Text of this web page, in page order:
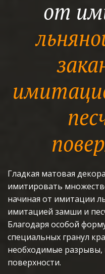
Гладкая матовая
имитировать
начиная от имитации
имитацией замши и
Благодаря особой
специальных гранул
необходимые разрывы,
поверхности.